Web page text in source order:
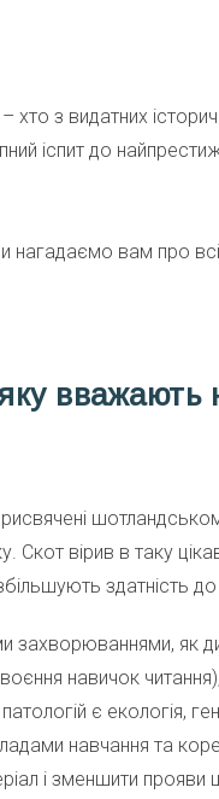
хто з видатних
іспит до
нагадаємо вам про
вважають
вірив в таку
здатність до
захворюваннями, як
навичок
є екологія,
навчання та
і зменшити прояви